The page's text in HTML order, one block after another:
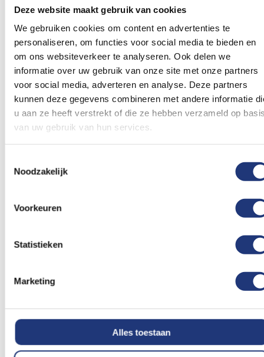
Deze website maakt gebruik van cookies
We gebruiken cookies om content en advertenties te
personaliseren, om functies voor social media te bieden en
om ons websiteverkeer te analyseren. Ook delen we
informatie over uw gebruik van onze site met onze partners
voor social media, adverteren en analyse. Deze partners
kunnen deze gegevens combineren met andere informatie
u aan ze heeft verstrekt of die ze hebben verzameld op
van uw gebruik van hun services.
Noodzakelijk
Voorkeuren
Statistieken
Marketing
Alles toestaan
In winkelmand In winkelmand
Voeg
toe
aan
Nederlandse vlag
Waardering:
100
% of1009,30
dag verzonden
Voeg
toe
aan
100x150cm
Vergelijkbare producten
Voeg
toe
aan
verlanglijst
Voeg
aan